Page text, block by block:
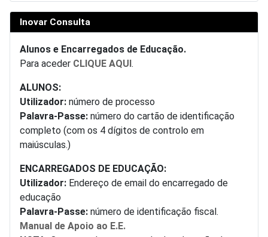
Inovar Consulta
Alunos e Encarregados de Educação.
Para aceder CLIQUE AQUI .
ALUNOS:
Utilizador: número de processo
Palavra-Passe: número do cartão de identificação
completo (com os 4 dígitos de controlo em
maiúsculas.)
ENCARREGADOS DE EDUCAÇÃO:
Utilizador: Endereço de email do encarregado de
educação
Palavra-Passe: número de identificação fiscal.
Manual de Apoio ao E.E.